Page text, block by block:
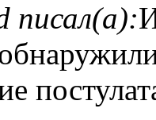
писал(а):